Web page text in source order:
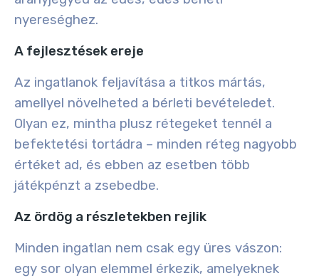
nyereséghez.
A fejlesztések ereje
Az ingatlanok feljavítása a titkos mártás,
amellyel növelheted a bérleti bevételedet.
Olyan ez, mintha plusz rétegeket tennél a
befektetési tortádra – minden réteg nagyobb
értéket ad, és ebben az esetben több
játékpénzt a zsebedbe.
Az ördög a részletekben rejlik
Minden ingatlan nem csak egy üres vászon:
egy sor olyan elemmel érkezik, amelyeknek